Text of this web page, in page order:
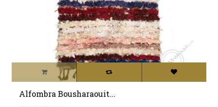
Alfombra Bousharaouit...